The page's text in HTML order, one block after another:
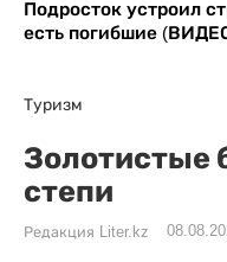
Подросток устроил
есть погибшие
Туризм
Золотистые
степи
Редакция Liter.kz